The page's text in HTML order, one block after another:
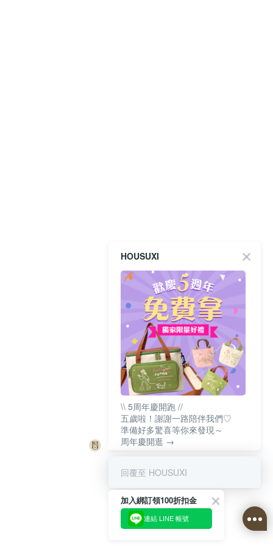
HOUSUXI
\\ 5周年慶開跑 //
五歲啦！謝謝一路陪伴我們♡
準備好多驚喜等你來發現～
周年慶開逛 →
回覆至 HOUSUXI
加入綁訂領100折扣金
連結 LINE 帳號